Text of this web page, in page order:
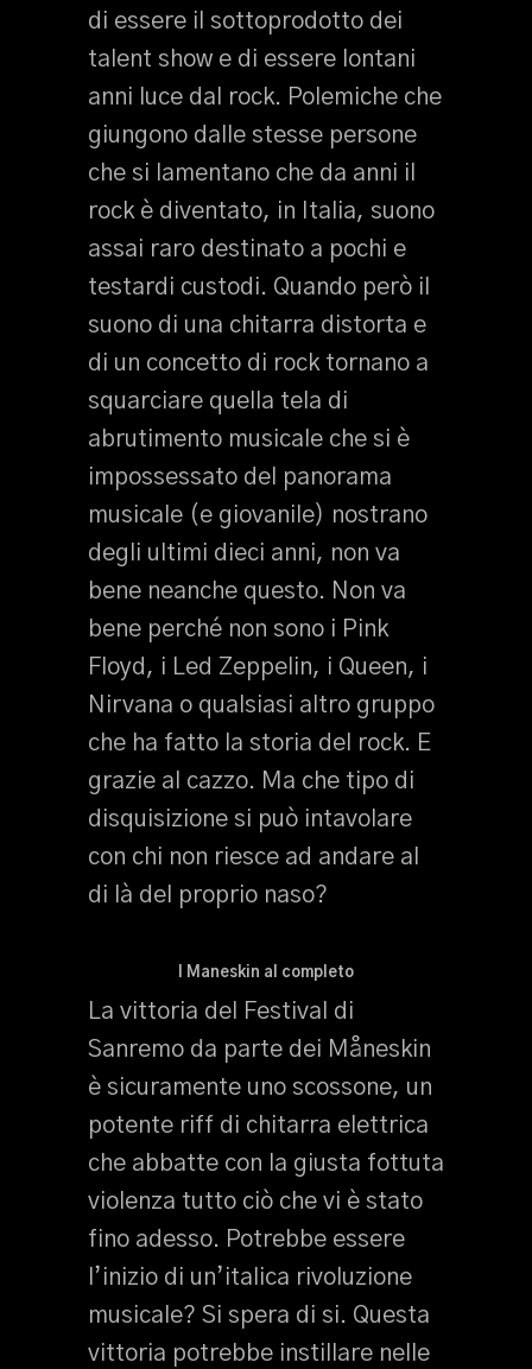
di essere il sottoprodotto dei
talent show e di essere lontani
anni luce dal rock. Polemiche che
giungono dalle stesse persone
che si lamentano che da anni il
rock è diventato, in Italia, suono
assai raro destinato a pochi e
testardi custodi. Quando però il
suono di una chitarra distorta e
di un concetto di rock tornano a
squarciare quella tela di
abrutimento musicale che si è
impossessato del panorama
musicale (e giovanile) nostrano
degli ultimi dieci anni, non va
bene neanche questo. Non va
bene perché non sono i Pink
Floyd, i Led Zeppelin, i Queen, i
Nirvana o qualsiasi altro gruppo
che ha fatto la storia del rock. E
grazie al cazzo. Ma che tipo di
disquisizione si può intavolare
con chi non riesce ad andare al
di là del proprio naso?
I Maneskin al completo
La vittoria del Festival di
Sanremo da parte dei Måneskin
è sicuramente uno scossone, un
potente riff di chitarra elettrica
che abbatte con la giusta fottuta
violenza tutto ciò che vi è stato
fino adesso. Potrebbe essere
l’inizio di un’italica rivoluzione
musicale? Si spera di si. Questa
vittoria potrebbe instillare nelle